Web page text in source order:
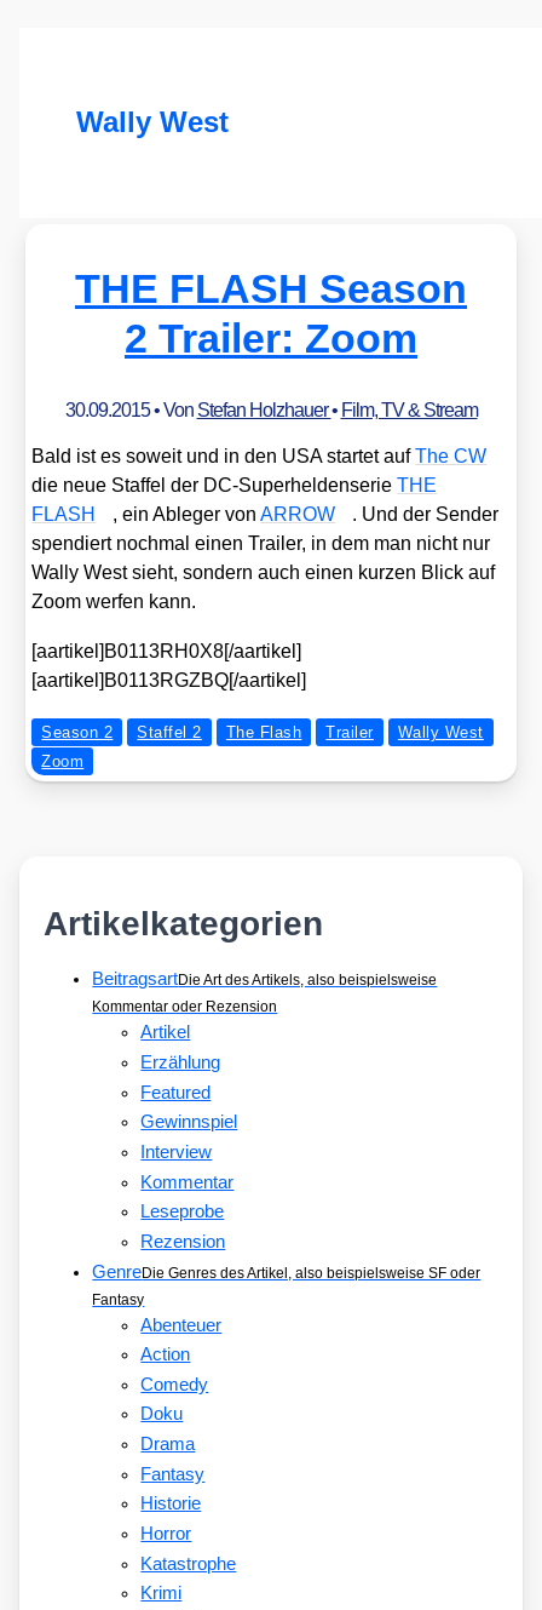
Wally West
THE FLASH Season
2 Trailer: Zoom
30.09.2015• Von Stefan Holzhauer• Film, TV & Stream
Bald ist es soweit und in den USA star­tet aufThe CW
die neue Staf­fel der DC-Super­hel­den­se­rieTHE
FLASH
, ein Able­ger vonARROW
. Und der Sen­der
spen­diert noch­mal einen Trai­ler, in dem man nicht nur
Wal­ly West sieht, son­dern auch einen kur­zen Blick auf
Zoom wer­fen kann.
[aartikel]B0113RH0X8[/aartikel]
[aartikel]B0113RGZBQ[/aartikel]
Season 2 Staffel 2 The Flash Trailer
Wally West
Zoom
Artikelkategorien
BeitragsartDie Art des Artikels, also beispielsweise
Kommentar oder Rezension
Artikel
Erzählung
Featured
Gewinnspiel
Interview
Kommentar
Leseprobe
Rezension
GenreDie Genres des Artikel, also beispielsweise SF oder
Fantasy
Abenteuer
Action
Comedy
Doku
Drama
Fantasy
Historie
Horror
Katastrophe
Krimi